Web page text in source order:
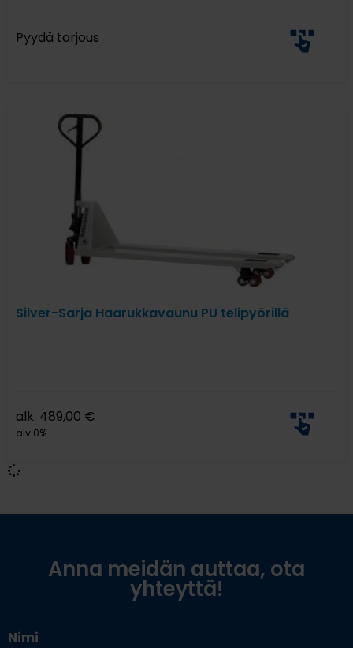
Pyydä tarjous
Silver-Sarja Haarukkavaunu PU telipyörillä
alk. 489,00 €
alv 0%
Anna meidän auttaa, ota
yhteyttä!
Nimi